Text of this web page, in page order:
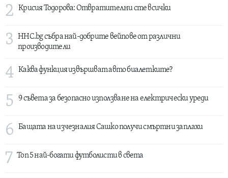
2 Крисия Тодорова: Отвратителни сте всички
3
HHC.bg събра най-добрите вейпове от различни
производители
4 Каква функция извършват авто биалетките?
5 9 съвета за безопасно използване на електрически уреди
6 Бащата на изчезналия Сашко получи смъртни заплахи
7 Топ 5 най-богати футболисти в света